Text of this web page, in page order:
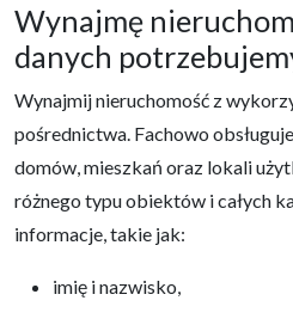
Wynajmę
danych
Wynajmij nieruchomość z
pośrednictwa. Fachowo
domów, mieszkań oraz lokali
różnego typu obiektów i całych
informacje, takie jak:
imię i nazwisko,